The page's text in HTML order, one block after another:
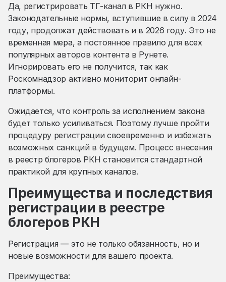
Да, регистрировать ТГ-канал в РКН нужно.
Законодательные нормы, вступившие в силу в 2024
году, продолжат действовать и в 2026 году. Это не
временная мера, а постоянное правило для всех
популярных авторов контента в Рунете.
Игнорировать его не получится, так как
Роскомнадзор активно мониторит онлайн-
платформы.
Ожидается, что контроль за исполнением закона
будет только усиливаться. Поэтому лучше пройти
процедуру регистрации своевременно и избежать
возможных санкций в будущем. Процесс внесения
в реестр блогеров РКН становится стандартной
практикой для крупных каналов.
Преимущества и последствия
регистрации в реестре
блогеров РКН
Регистрация — это не только обязанность, но и
новые возможности для вашего проекта.
Преимущества: